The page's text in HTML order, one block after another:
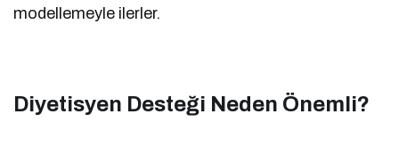
modellemeyle ilerler.
Diyetisyen Desteği Neden Önemli?